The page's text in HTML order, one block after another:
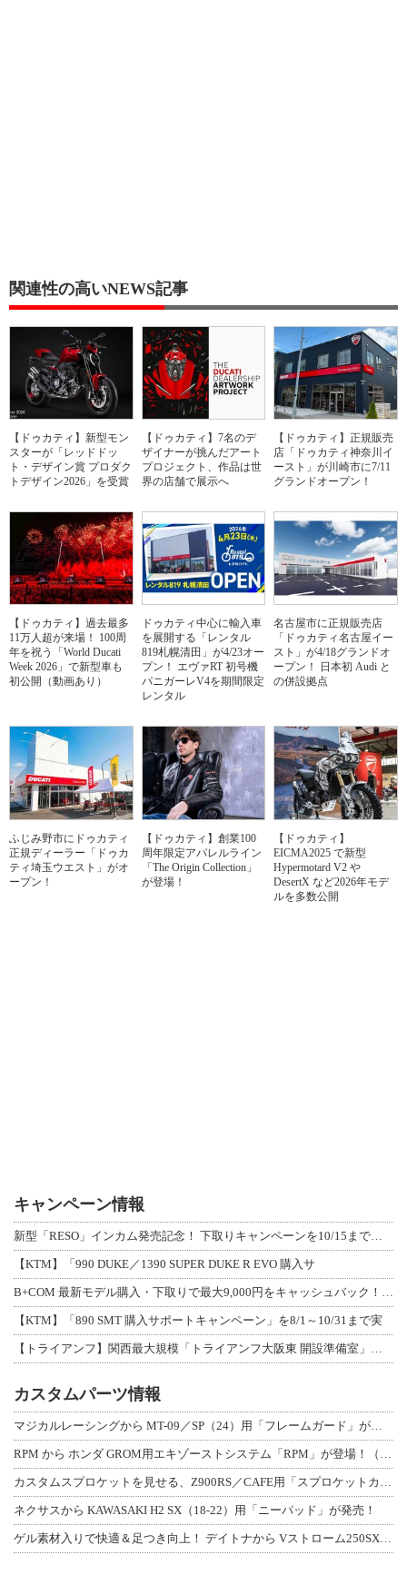
関連性の高いNEWS記事
【ドゥカティ】新型モン
スターが「レッドドッ
ト・デザイン賞 プロダク
トデザイン2026」を受賞
【ドゥカティ】7名のデ
ザイナーが挑んだアート
プロジェクト、作品は世
界の店舗で展示へ
【ドゥカティ】正規販売
店「ドゥカティ神奈川イ
ースト」が川崎市に7/11
グランドオープン！
【ドゥカティ】過去最多
11万人超が来場！ 100周
年を祝う「World Ducati
Week 2026」で新型車も
初公開（動画あり）
ドゥカティ中心に輸入車
を展開する「レンタル
819札幌清田」が4/23オー
プン！ エヴァRT 初号機
パニガーレV4を期間限定
レンタル
名古屋市に正規販売店
「ドゥカティ名古屋イー
スト」が4/18グランドオ
ープン！ 日本初 Audi と
の併設拠点
ふじみ野市にドゥカティ
正規ディーラー「ドゥカ
ティ埼玉ウエスト」がオ
ープン！
【ドゥカティ】創業100
周年限定アパレルライン
「The Origin Collection」
が登場！
【ドゥカティ】
EICMA2025 で新型
Hypermotard V2 や
DesertX など2026年モデ
ルを多数公開
キャンペーン情報
【KTM】「990 DUKE／1390 SUPER DUKE R EVO 購入サ
【KTM】「890 SMT 購入サポートキャンペーン」を8/1～10/31まで実
カスタムパーツ情報
ネクサスから KAWASAKI H2 SX（18-22）用「ニーパッド」が発売！